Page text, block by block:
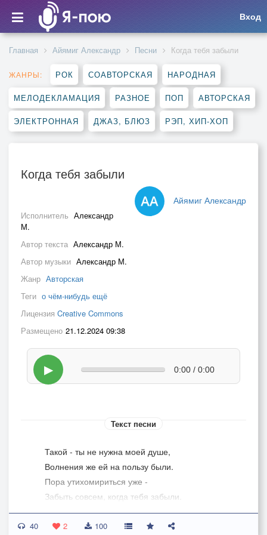
Вход
Главная Айямиг Александр Песни Когда тебя забыли
ЖАНРЫ: РОК СОАВТОРСКАЯ НАРОДНАЯ
МЕЛОДЕКЛАМАЦИЯ РАЗНОЕ ПОП АВТОРСКАЯ
ЭЛЕКТРОННАЯ ДЖАЗ, БЛЮЗ РЭП, ХИП-ХОП
Когда тебя забыли
Айямиг Александр
Исполнитель Александр
М.
Автор текста Александр М.
Автор музыки Александр М.
Жанр Авторская
Теги о чём-нибудь ещё
Лицензия Creative Commons
Размещено 21.12.2024 09:38
▶ 0:00 / 0:00
Текст песни
Такой - ты не нужна моей душе,
Волнения же ей на пользу были.
Пора утихомириться уже -
Забыть совсем, когда тебя забыли.
Но не забуду, как не забывал,
40 2 100